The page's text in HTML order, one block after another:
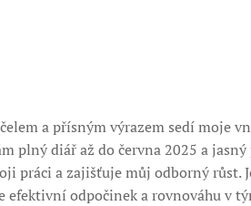
a přísným výrazem sedí moje
plný diář až do června 2025 a jasný
práci a zajišťuje můj odborný růst.
efektivní odpočinek a rovnováhu v